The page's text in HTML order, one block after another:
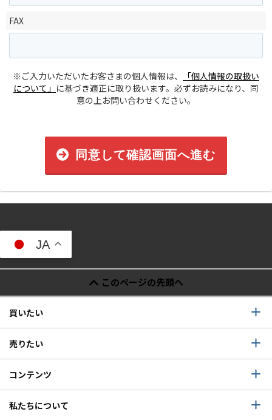
FAX
※ご入力いただいたお客さまの個人情報は、
「個人情報の取扱い
について」 に基づき適正に取り扱います。必ずお読みになり、同
意の上お問い合わせください。
同意して確認画面へ進む
JA
このページの先頭へ
買いたい
売りたい
コンテンツ
私たちについて